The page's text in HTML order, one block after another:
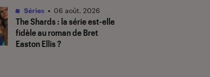
The Shards: la série est-elle
fidèle au roman de Bret
Easton Ellis ?
Séries • 06 août. 2026